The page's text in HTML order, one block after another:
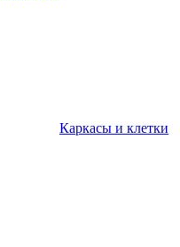
Каркасы и клетки